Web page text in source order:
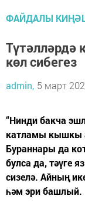
ФАЙДАЛЫ
Түтәлләрдә
көл сибегез
admin, 5 март
“Нинди бакча
катламы кышкы
Бураннары да
булса да, тәүге
сизелә. Айның
һәм эри башлый.